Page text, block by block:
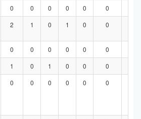
0 0 0 0 0 0
2 1 0 1 0 0
0 0 0 0 0 0
1 0 1 0 0 0
0 0 0 0 0 0